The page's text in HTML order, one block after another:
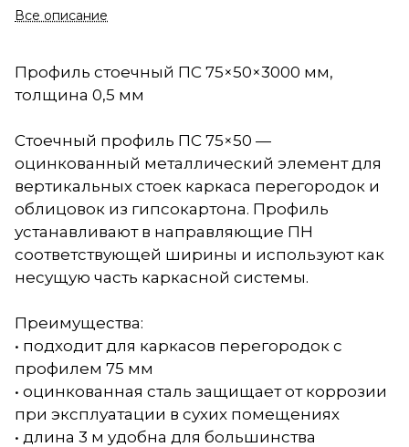
Все описание
Профиль стоечный ПС 75×50×3000 мм,
толщина 0,5 мм
Стоечный профиль ПС 75×50 —
оцинкованный металлический элемент для
вертикальных стоек каркаса перегородок и
облицовок из гипсокартона. Профиль
устанавливают в направляющие ПН
соответствующей ширины и используют как
несущую часть каркасной системы.
Преимущества:
• подходит для каркасов перегородок с
профилем 75 мм
• оцинкованная сталь защищает от коррозии
при эксплуатации в сухих помещениях
• длина 3 м удобна для большинства